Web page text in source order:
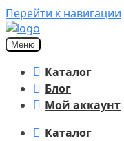
Перейти к навигации
Меню
Каталог
Блог
Мой аккаунт
Каталог